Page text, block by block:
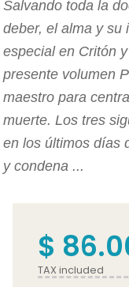
Salvando toda la
deber, el alma y su
especial en Critón
presente volumen
maestro para
muerte. Los tres
en los últimos días
y condena ...
$
TAX included